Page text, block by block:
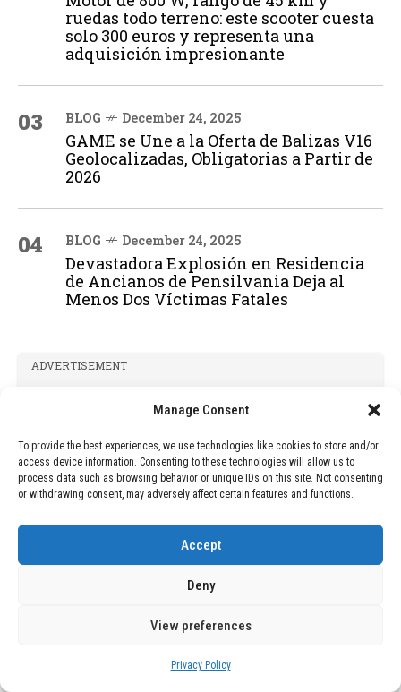
Manage Consent
To provide the best experiences, we use technologies like cookies to store and/or
access device information. Consenting to these technologies will allow us to
process data such as browsing behavior or unique IDs on this site. Not consenting
or withdrawing consent, may adversely affect certain features and functions.
Accept
Deny
View preferences
Privacy Policy
ruedas todo terreno: este scooter cuesta
solo 300 euros y representa una
adquisición impresionante
03 BLOG December 24, 2025
GAME se Une a la Oferta de Balizas V16
Geolocalizadas, Obligatorias a Partir de
2026
04 BLOG December 24, 2025
Devastadora Explosión en Residencia
de Ancianos de Pensilvania Deja al
Menos Dos Víctimas Fatales
ADVERTISEMENT